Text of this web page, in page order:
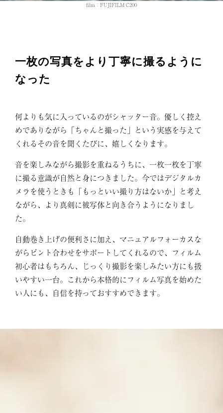
film：FUJIFILM C200
一枚の写真をより丁寧に撮るように
なった
何よりも気に入っているのがシャッター音。優しく控え
めでありながら「ちゃんと撮った」という実感を与えて
くれるその音を聞くたびに、嬉しくなります。
音を楽しみながら撮影を重ねるうちに、一枚一枚を丁寧
に撮る意識が自然と身につきました。今ではデジタルカ
メラを使うときも「もっといい撮り方はないか」と考え
ながら、より真剣に被写体と向き合うようになりまし
た。
自動巻き上げの便利さに加え、マニュアルフォーカスな
がらピント合わせをサポートしてくれるので、フィルム
初心者はもちろん、じっくり撮影を楽しみたい方にも扱
いやすい一台。これから本格的にフィルム写真を始めた
い人にも、自信を持っておすすめできます。